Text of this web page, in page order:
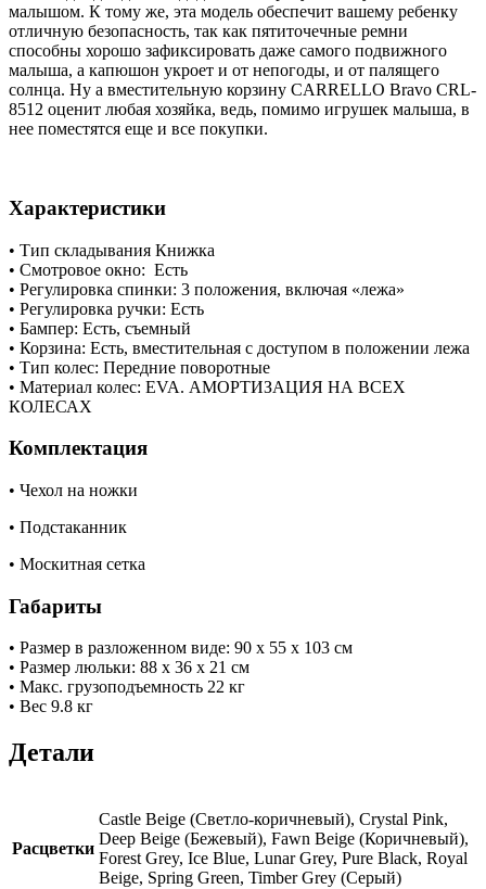
малышом. К тому же, эта модель обеспечит вашему ребенку
отличную безопасность, так как пятиточечные ремни
способны хорошо зафиксировать даже самого подвижного
малыша, а капюшон укроет и от непогоды, и от палящего
солнца. Ну а вместительную корзину CARRELLO Bravo CRL-
8512 оценит любая хозяйка, ведь, помимо игрушек малыша, в
нее поместятся еще и все покупки.
Характеристики
• Тип складывания Книжка
• Смотровое окно: Есть
• Регулировка спинки: 3 положения, включая «лежа»
• Регулировка ручки: Есть
• Бампер: Есть, съемный
• Корзина: Есть, вместительная с доступом в положении лежа
• Тип колес: Передние поворотные
• Материал колес: EVA. АМОРТИЗАЦИЯ НА ВСЕХ
КОЛЕСАХ
Комплектация
• Чехол на ножки
• Подстаканник
• Москитная сетка
Габариты
• Размер в разложенном виде: 90 x 55 х 103 см
• Размер люльки: 88 x 36 х 21 см
• Макс. грузоподъемность 22 кг
• Вес 9.8 кг
Детали
Расцветки
Castle Beige (Светло-коричневый), Crystal Pink,
Deep Beige (Бежевый), Fawn Beige (Коричневый),
Forest Grey, Ice Blue, Lunar Grey, Pure Black, Royal
Beige, Spring Green, Timber Grey (Серый)